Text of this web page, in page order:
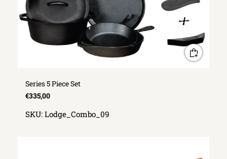
Series 5 Piece Set
€335,00
SKU: Lodge_Combo_09